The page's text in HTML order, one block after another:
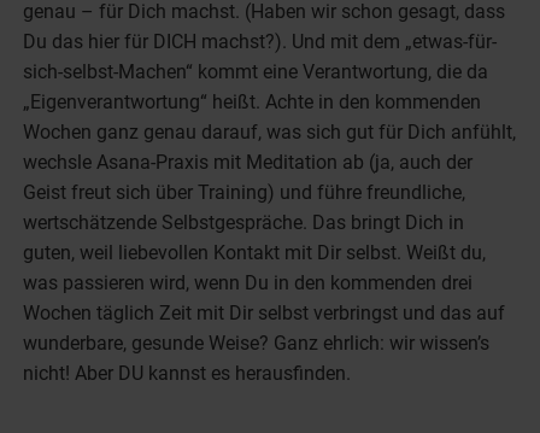
genau – für Dich machst. (Haben wir schon gesagt, dass
Du das hier für DICH machst?). Und mit dem „etwas-für-
sich-selbst-Machen“ kommt eine Verantwortung, die da
„Eigenverantwortung“ heißt. Achte in den kommenden
Wochen ganz genau darauf, was sich gut für Dich anfühlt,
wechsle Asana-Praxis mit Meditation ab (ja, auch der
Geist freut sich über Training) und führe freundliche,
wertschätzende Selbstgespräche. Das bringt Dich in
guten, weil liebevollen Kontakt mit Dir selbst. Weißt du,
was passieren wird, wenn Du in den kommenden drei
Wochen täglich Zeit mit Dir selbst verbringst und das auf
wunderbare, gesunde Weise? Ganz ehrlich: wir wissen’s
nicht! Aber DU kannst es herausfinden.